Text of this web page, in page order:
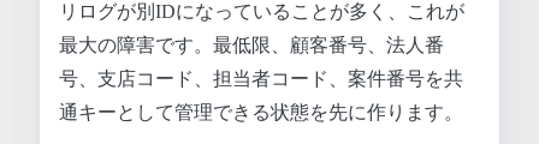
リログが別IDになっていることが多く、これが
最大の障害です。最低限、顧客番号、法人番
号、支店コード、担当者コード、案件番号を共
通キーとして管理できる状態を先に作ります。